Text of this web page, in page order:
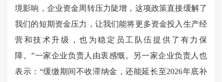
境影响，企业资金周转压力陡增，这项政策直接缓解了
我们的短期资金压力，让我们能将更多资金投入生产经
营和技术升级，也为稳定员工队伍提供了有力保
障。”一家企业负责人由衷感慨。另一家企业负责人也
表示：“缓缴期间不收滞纳金，还能延长至2026年底补